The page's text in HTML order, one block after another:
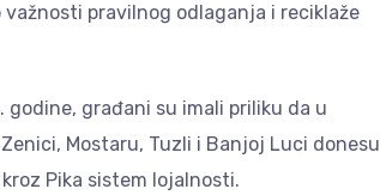
pravilnog odlaganja i reciklaže
godine, građani su imali priliku da u
Mostaru, Tuzli i Banjoj Luci donesu
Pika sistem lojalnosti.